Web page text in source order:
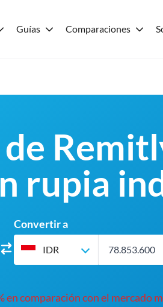
Guías Comparaciones
rupia
Convertir a
IDR
en comparación con el mercado